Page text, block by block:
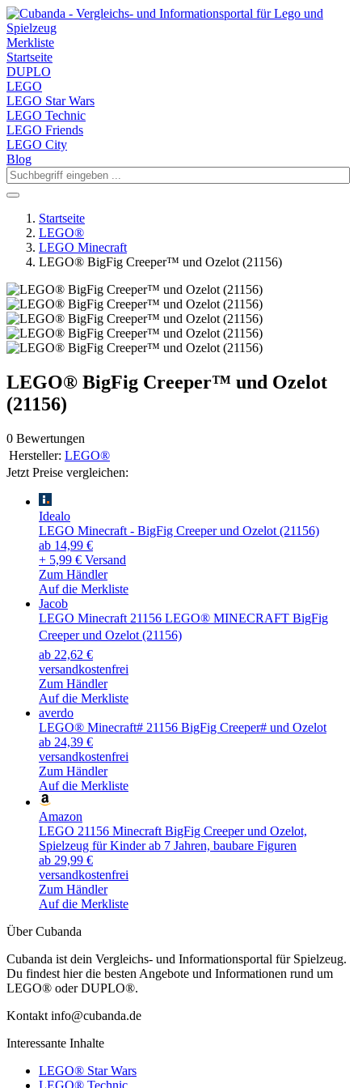
Merkliste
Startseite
DUPLO
LEGO
LEGO Star Wars
LEGO Technic
LEGO Friends
LEGO City
Blog
Startseite
LEGO®
LEGO Minecraft
LEGO® BigFig Creeper™ und Ozelot (21156)
LEGO® BigFig Creeper™ und Ozelot
(21156)
0 Bewertungen
Hersteller: LEGO®
Jetzt Preise vergleichen:
Idealo
LEGO Minecraft - BigFig Creeper und Ozelot (21156)
ab 14,99 €
+ 5,99 € Versand
Zum Händler
Auf die Merkliste
Jacob
LEGO Minecraft 21156 LEGO® MINECRAFT BigFig
Creeper und Ozelot (21156)
ab 22,62 €
versandkostenfrei
Zum Händler
Auf die Merkliste
averdo
LEGO® Minecraft# 21156 BigFig Creeper# und Ozelot
ab 24,39 €
versandkostenfrei
Zum Händler
Auf die Merkliste
Amazon
LEGO 21156 Minecraft BigFig Creeper und Ozelot,
Spielzeug für Kinder ab 7 Jahren, baubare Figuren
ab 29,99 €
versandkostenfrei
Zum Händler
Auf die Merkliste
Über Cubanda
Cubanda ist dein Vergleichs- und Informationsportal für Spielzeug.
Du findest hier die besten Angebote und Informationen rund um
LEGO® oder DUPLO®.
Kontakt info@cubanda.de
Interessante Inhalte
LEGO® Star Wars
LEGO® Technic